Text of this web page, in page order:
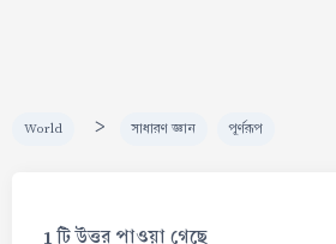
World > সাধারণ জ্ঞান পূর্ণরূপ
1 টি উত্তর পাওয়া গেছে